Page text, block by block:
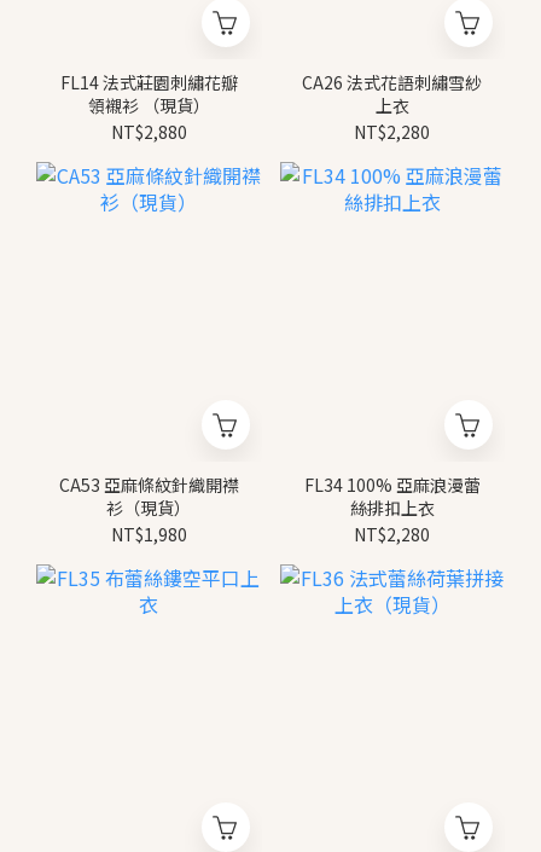
FL14 法式莊園刺繡花瓣
領襯衫 （現貨）
NT$2,880
CA26 法式花語刺繡雪紗
上衣
NT$2,280
CA53 亞麻條紋針織開襟
衫（現貨）
NT$1,980
FL34 100% 亞麻浪漫蕾
絲排扣上衣
NT$2,280